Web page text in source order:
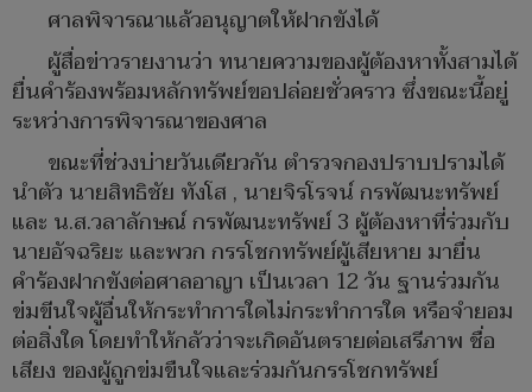
ศาลพิจารณาแล้วอนุญาตให้ฝากขังได้
ผู้สื่อข่าวรายงานว่า ทนายความของผู้ต้องหาทั้งสามได้
ยื่นคำร้องพร้อมหลักทรัพย์ขอปล่อยชั่วคราว ซึ่งขณะนี้อยู่
ระหว่างการพิจารณาของศาล
ขณะที่ช่วงบ่ายวันเดียวกัน ตำรวจกองปราบปรามได้
นำตัว นายสิทธิชัย ทังโส , นายจิรโรจน์ กรพัฒนะทรัพย์
และ น.ส.วลาลักษณ์ กรพัฒนะทรัพย์ 3 ผู้ต้องหาที่ร่วมกับ
นายอัจฉริยะ และพวก กรรโชกทรัพย์ผู้เสียหาย มายื่น
คำร้องฝากขังต่อศาลอาญา เป็นเวลา 12 วัน ฐานร่วมกัน
ข่มขีนใจผู้อื่นให้กระทำการใดไม่กระทำการใด หรือจำยอม
ต่อสิ่งใด โดยทำให้กลัวว่าจะเกิดอันตรายต่อเสรีภาพ ชื่อ
เสียง ของผู้ถูกข่มขืนใจและร่วมกันกรรโชกทรัพย์